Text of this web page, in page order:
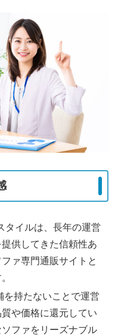
タイルは、長年の運営
供してきた信頼性あ
ァ専門通販サイトと
を持たないことで運営
や価格に還元してい
ファをリーズナブル